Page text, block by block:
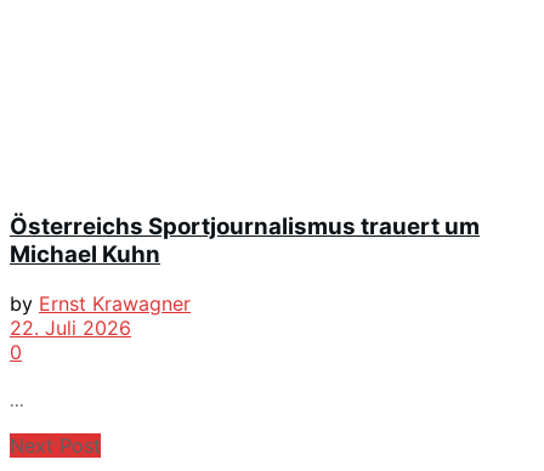
Österreichs Sportjournalismus trauert um
Michael Kuhn
by Ernst Krawagner
22. Juli 2026
0
...
Next Post